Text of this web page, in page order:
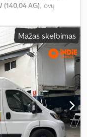
(140,04 AG) , lovų
5 990 mm, bendras
, ašių konfigūracija:2
90 l, bendras svoris:
vairo padėtis: kairė,
,
šildytuvas,
programa
oro
priežiūros
vidurinė sėdynių
Mažas skelbimas